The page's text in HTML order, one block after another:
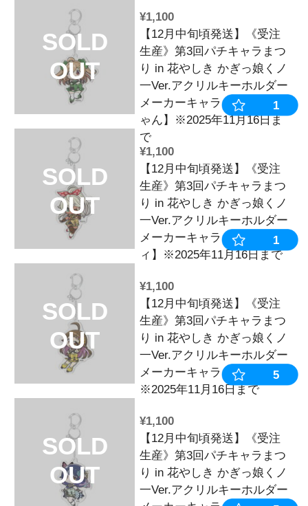
ロ】※2025年
SOLD
OUT
¥1,100
【12月中旬頃
生産》第3回
一Ver.アクリ
メーカーキャ
※2025年11月
SOLD
OUT
【12月中旬頃
生産》第3回
り in 花やし
一Ver.アクリ
メーカーキャ
¥1,100
【12月中旬頃